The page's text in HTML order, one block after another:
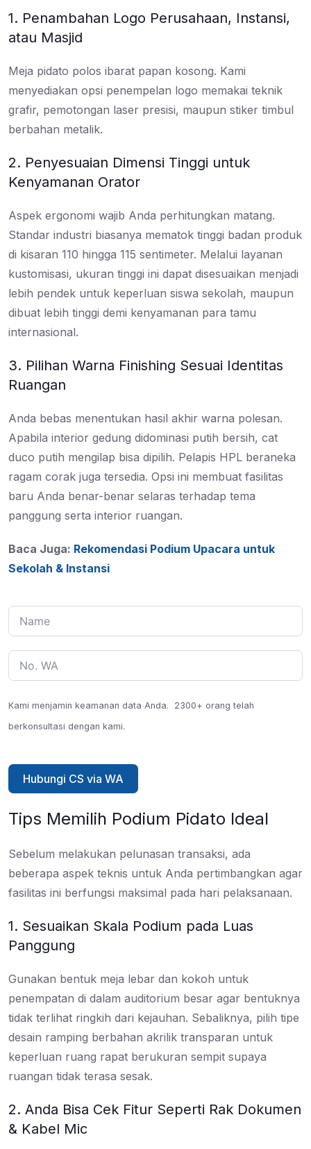
1. Penambahan Logo Perusahaan, Instansi,
atau Masjid
Meja pidato polos ibarat papan kosong. Kami
menyediakan opsi penempelan logo memakai teknik
grafir, pemotongan laser presisi, maupun stiker timbul
berbahan metalik.
2. Penyesuaian Dimensi Tinggi untuk
Kenyamanan Orator
Aspek ergonomi wajib Anda perhitungkan matang.
Standar industri biasanya mematok tinggi badan produk
di kisaran 110 hingga 115 sentimeter. Melalui layanan
kustomisasi, ukuran tinggi ini dapat disesuaikan menjadi
lebih pendek untuk keperluan siswa sekolah, maupun
dibuat lebih tinggi demi kenyamanan para tamu
internasional.
3. Pilihan Warna Finishing Sesuai Identitas
Ruangan
Anda bebas menentukan hasil akhir warna polesan.
Apabila interior gedung didominasi putih bersih, cat
duco putih mengilap bisa dipilih. Pelapis HPL beraneka
ragam corak juga tersedia. Opsi ini membuat fasilitas
baru Anda benar-benar selaras terhadap tema
panggung serta interior ruangan.
Baca Juga: Rekomendasi Podium Upacara untuk
Sekolah & Instansi
Kami menjamin keamanan data Anda. 2300+ orang telah
berkonsultasi dengan kami.
Hubungi CS via WA
Tips Memilih Podium Pidato Ideal
Sebelum melakukan pelunasan transaksi, ada
beberapa aspek teknis untuk Anda pertimbangkan agar
fasilitas ini berfungsi maksimal pada hari pelaksanaan.
1. Sesuaikan Skala Podium pada Luas
Panggung
Gunakan bentuk meja lebar dan kokoh untuk
penempatan di dalam auditorium besar agar bentuknya
tidak terlihat ringkih dari kejauhan. Sebaliknya, pilih tipe
desain ramping berbahan akrilik transparan untuk
keperluan ruang rapat berukuran sempit supaya
ruangan tidak terasa sesak.
2. Anda Bisa Cek Fitur Seperti Rak Dokumen
& Kabel Mic